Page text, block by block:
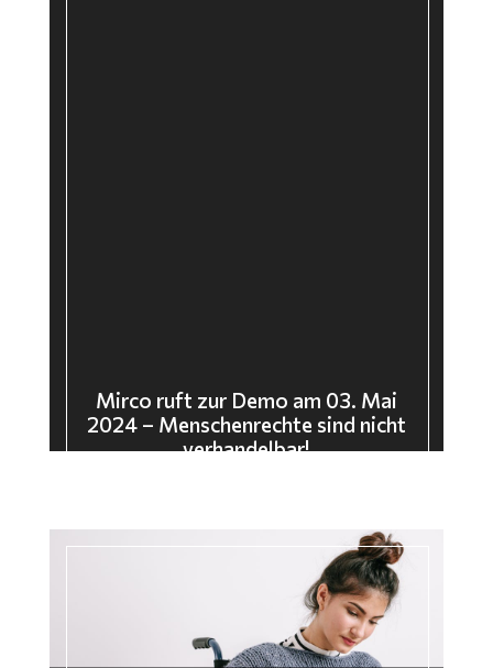
Mirco ruft zur Demo am 03. Mai
2024 – Menschenrechte sind nicht
verhandelbar!